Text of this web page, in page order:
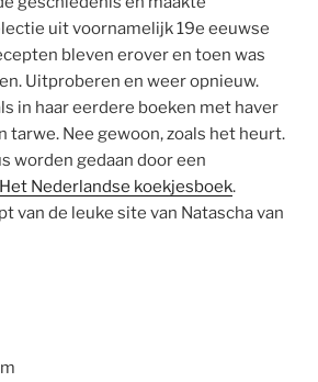
uit voornamelijk 19e eeuwse
bleven erover en toen was
Uitproberen en weer opnieuw.
in haar eerdere boeken met haver
tarwe. Nee gewoon, zoals het heurt.
worden gedaan door een
Het Nederlandse koekjesboek.
van de leuke site van Natascha van